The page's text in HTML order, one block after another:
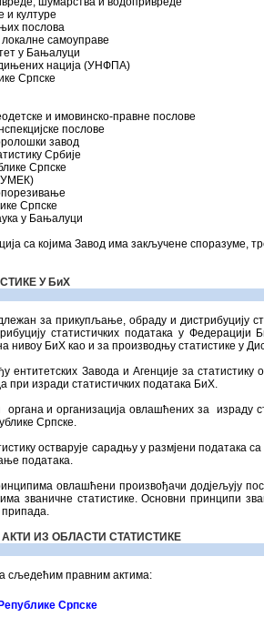
и културе
послова
самоуправе
у Бањалуци
нација (УНФПА)
Српске
и имовинско-правне послове
послове
завод
Србије
Српске
Српске
у Бањалуци
са којима Завод има закључене споразуме,
У БиХ
за прикупљање, обраду и дистрибуцију
статистичких података у
нивоу БиХ као и за производњу статистике у
ентитетских Завода и Агенције за
при изради статистичких података БиХ.
и организација овлашћених за израду
Српске.
остварује сарадњу у размјени
података.
овлашћени произвођачи додјељују
званичне статистике. Основни принципи
припада.
ИЗ ОБЛАСТИ СТАТИСТИКЕ
сљедећим правним актима:
Српске